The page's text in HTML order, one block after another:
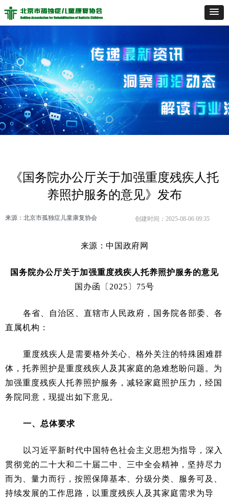
《国务院办公厅关于加强重度残疾人托
养照护服务的意见》发布
来源：中国政府网
国务院办公厅关于加强重度残疾人托养照护服务的意见
国办函〔2025〕75号
各省、自治区、直辖市人民政府，国务院各部委、各
直属机构：
重度残疾人是需要格外关心、格外关注的特殊困难群
体，托养照护是重度残疾人及其家庭的急难愁盼问题。为
加强重度残疾人托养照护服务，减轻家庭照护压力，经国
务院同意，现提出如下意见。
一、总体要求
以习近平新时代中国特色社会主义思想为指导，深入
贯彻党的二十大和二十届二中、三中全会精神，坚持尽力
而为、量力而行，按照保障基本、分级分类、服务可及、
持续发展的工作思路，以重度残疾人及其家庭需求为导
来源：北京市孤独症儿童康复协会 创建时间： 2025-08-06 09:35